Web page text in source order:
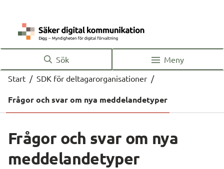
Sök
Meny
Start / SDK för deltagarorganisationer /
Frågor och svar om nya meddelandetyper
Frågor och svar om nya
meddelandetyper